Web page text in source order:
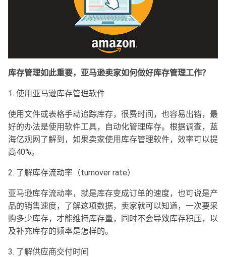
库存管理如此重要，亚马逊卖家如何做好库存管理工作？
1. 使用亚马逊库存管理软件
使用文件或表格手动追踪库存，很费时间，也容易出错，最
好的办法是使用软件工具，自动化管理库存。根据调查，蓝
海亿观网了解到，如果卖家使用库存管理软件，效率可以提
高40%。
2. 了解库存流动率（turnover rate）
亚马逊库存流动率，就是库存变成订单的速度，也可说是产
品的销售速度，了解这项数据，卖家就可以知道，一次要采
购多少库存，才能维持库存量，同时不会导致库存积压，以
及补充库存的频率是怎样的。
3. 了解供应商交付时间